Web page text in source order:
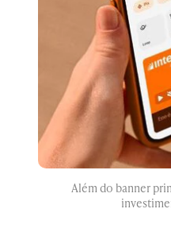
Além do banner